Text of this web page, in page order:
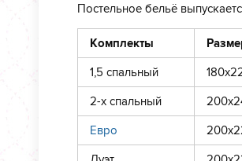
Постельное бельё
Комплекты
1,5 спальный
2-х спальный
Евро